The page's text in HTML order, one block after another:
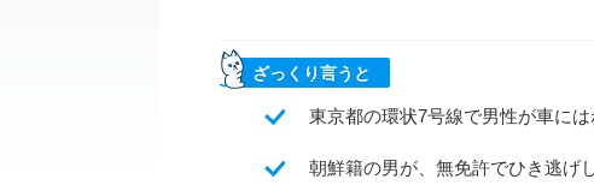
ざっくり言うと
東京都の環状7号線で男性が車に
朝鮮籍の男が、無免許でひき逃げ